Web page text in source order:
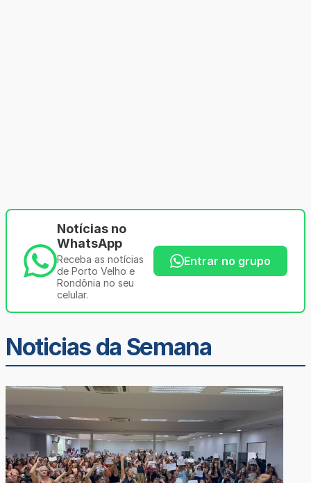
Notícias no
WhatsApp
Receba as notícias
de Porto Velho e
Rondônia no seu
celular.
Entrar no grupo
Noticias da Semana